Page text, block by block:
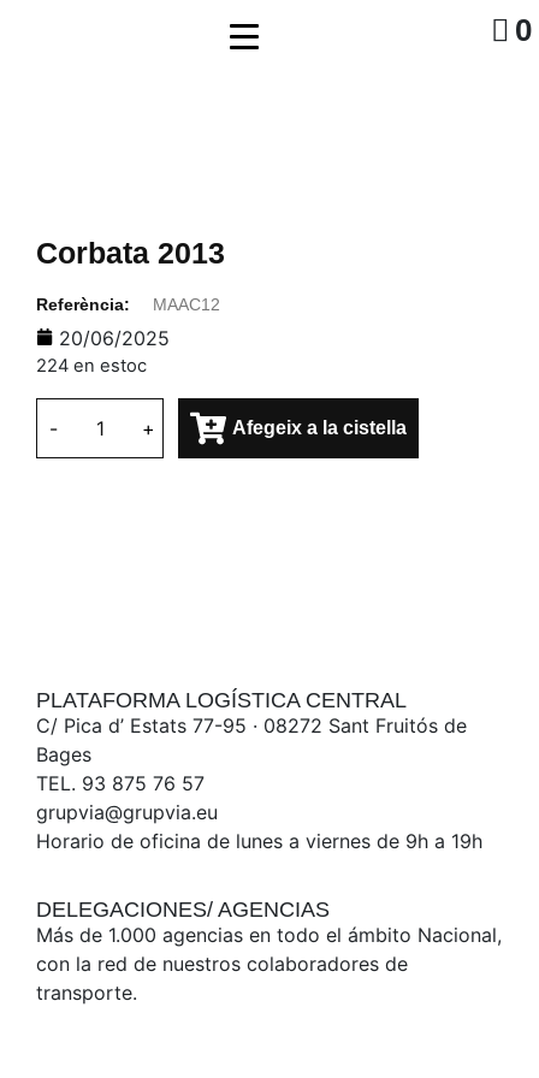
0
Corbata 2013
Referència: MAAC12
20/06/2025
224 en estoc
- + Afegeix a la cistella
PLATAFORMA LOGÍSTICA CENTRAL
C/ Pica d’ Estats 77-95 · 08272 Sant Fruitós de
Bages
TEL. 93 875 76 57
grupvia@grupvia.eu
Horario de oficina de lunes a viernes de 9h a 19h
DELEGACIONES/ AGENCIAS
Más de 1.000 agencias en todo el ámbito Nacional,
con la red de nuestros colaboradores de
transporte.